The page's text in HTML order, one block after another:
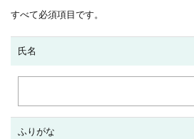
すべて必須項目です。
氏名
ふりがな